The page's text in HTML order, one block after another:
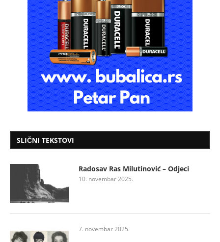
SLIČNI TEKSTOVI
Radosav Ras Milutinović – Odjeci
10. novembar 2025.
7. novembar 2025.